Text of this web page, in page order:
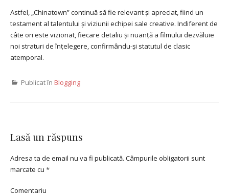
Astfel, „Chinatown” continuă să fie relevant și apreciat, fiind un
testament al talentului și viziunii echipei sale creative. Indiferent de
câte ori este vizionat, fiecare detaliu și nuanță a filmului dezvăluie
noi straturi de înțelegere, confirmându-și statutul de clasic
atemporal.
Publicat în Blogging
Lasă un răspuns
Adresa ta de email nu va fi publicată. Câmpurile obligatorii sunt
marcate cu *
Comentariu